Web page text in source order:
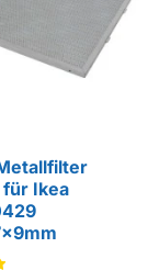
Ikea